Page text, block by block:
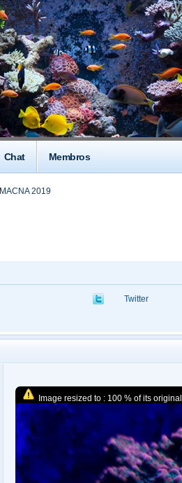
Chat Membros
MACNA 2019
Twitter
Image resized to : 100 % of its